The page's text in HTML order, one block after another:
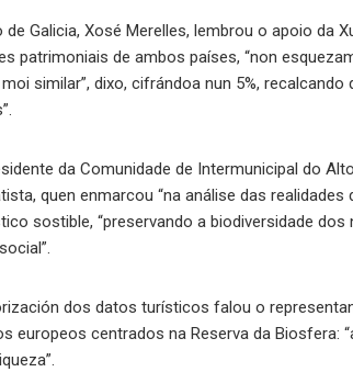
Galicia, Xosé Merelles, lembrou o apoio da
patrimoniais de ambos países, “non
similar”, dixo, cifrándoa nun 5%, recalcando
da Comunidade de Intermunicipal do
quen enmarcou “na análise das
sostible, “preservando a biodiversidade
dos datos turísticos falou o
europeos centrados na Reserva da Biosfera: